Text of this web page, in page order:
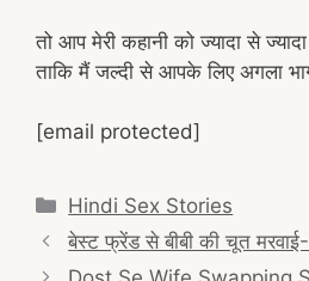
तो आप मेरी कहानी को ज्यादा से
ताकि मैं जल्दी से आपके लिए अगला
[email protected]
Categories
Hindi Sex Stories
Post
navigation
बेस्ट फ्रेंड से बीबी की चूत